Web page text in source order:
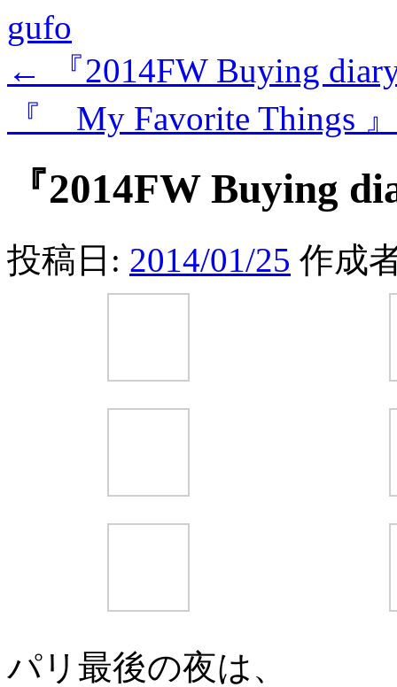
gufo
←
『2014FW Buying
『 My Favorite Things
『2014FW Buying
投稿日: 2014/01/25 作成
パリ最後の夜は、